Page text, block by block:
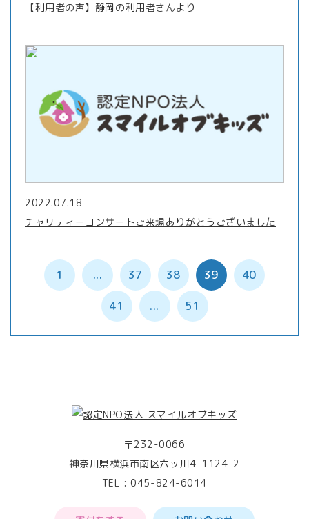
【利用者の声】静岡の利用者さんより
2022.07.18
チャリティーコンサートご来場ありがとうございました
1 ... 37 38 39 40
41 ... 51
〒232-0066
神奈川県横浜市南区六ッ川4-1124-2
TEL :045-824-6014